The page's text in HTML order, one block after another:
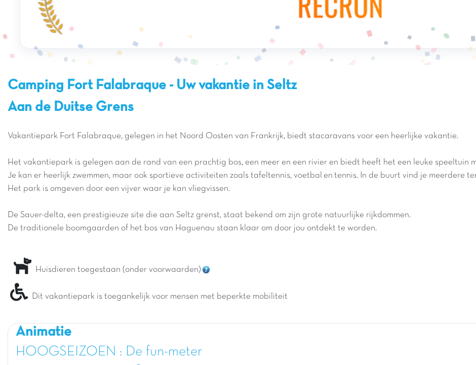
Camping Fort Falabraque - Uw vakantie in Seltz
Aan de Duitse Grens
Vakantiepark Fort Falabraque, gelegen in het Noord Oosten van Frankrijk, biedt stacaravans voor een heerlijke vakantie.
Het vakantiepark is gelegen aan de rand van een prachtig bos, een meer en een rivier en biedt heeft het een leuke speeltuin
Je kan er heerlijk zwemmen, maar ook sportieve activiteiten zoals tafeltennis, voetbal en tennis. In de buurt vind je meerdere
Het park is omgeven door een vijver waar je kan vliegvissen.
De Sauer-delta, een prestigieuze site die aan Seltz grenst, staat bekend om zijn grote natuurlijke rijkdommen.
De traditionele boomgaarden of het bos van Haguenau staan klaar om door jou ontdekt te worden.
Huisdieren toegestaan (onder voorwaarden)
Dit vakantiepark is toegankelijk voor mensen met beperkte mobiliteit
Animatie
HOOGSEIZOEN : De fun-meter